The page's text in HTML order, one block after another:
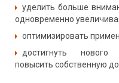
уделить больше
одновременно
оптимизировать
достигнуть нового
повысить собственную